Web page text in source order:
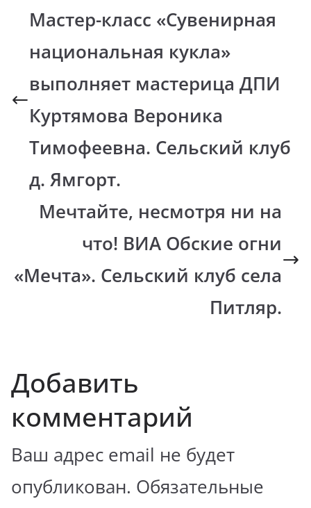
Мастер-класс «Сувенирная
национальная кукла»
выполняет мастерица ДПИ
Куртямова Вероника
Тимофеевна. Сельский клуб
д. Ямгорт.
Мечтайте, несмотря ни на
что! ВИА Обские огни
«Мечта». Сельский клуб села
Питляр.
Добавить
комментарий
Ваш адрес email не будет
опубликован. Обязательные